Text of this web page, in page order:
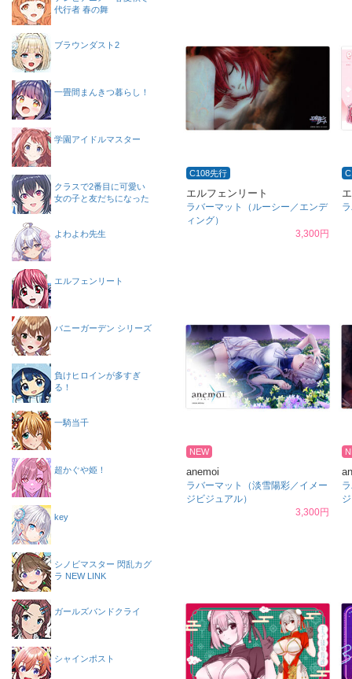
C108先行
エルフェンリート
ラバーマット（ルーシー／エンデ
ィング）
3,300円
NEW
anemoi
ラバーマット（淡雪陽彩／イメー
ジビジュアル）
3,300円
代行者 春の舞
ブラウンダスト2
一畳間まんきつ暮らし！
学園アイドルマスター
クラスで2番目に可愛い
女の子と友だちになった
よわよわ先生
エルフェンリート
バニーガーデン シリーズ
負けヒロインが多すぎ
る！
一騎当千
超かぐや姫！
key
シノビマスター 閃乱カグ
ラ NEW LINK
ガールズバンドクライ
シャインポスト